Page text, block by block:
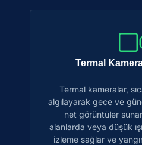
Termal
Termal kameralar,
algılayarak gece ve
net görüntüler
alanlarda veya düşük
izleme sağlar ve